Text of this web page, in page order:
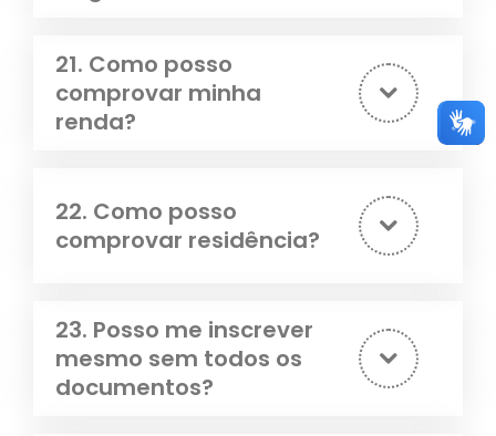
21. Como posso
comprovar minha
renda?
22. Como posso
comprovar residência?
23. Posso me inscrever
mesmo sem todos os
documentos?